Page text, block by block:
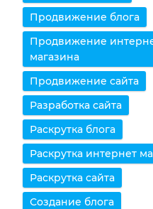
Продвижение блога
Продвижение
магазина
Продвижение сайта
Разработка сайта
Раскрутка блога
Раскрутка интернет
Раскрутка сайта
Создание блога